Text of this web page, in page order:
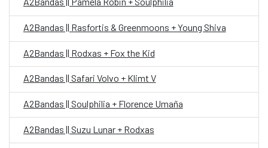
A2Bandas || Rasfortis & Greenmoons + Young Shiva
A2Bandas || Rodxas + Fox the Kid
A2Bandas || Safari Volvo + Klimt V
A2Bandas || Soulphilia + Florence Umaña
A2Bandas || Suzu Lunar + Rodxas